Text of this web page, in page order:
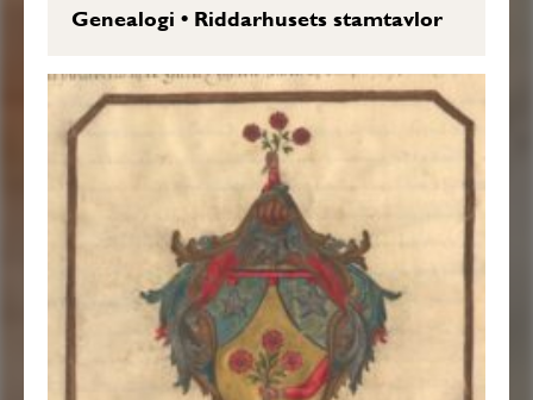
Genealogi • Riddarhusets stamtavlor